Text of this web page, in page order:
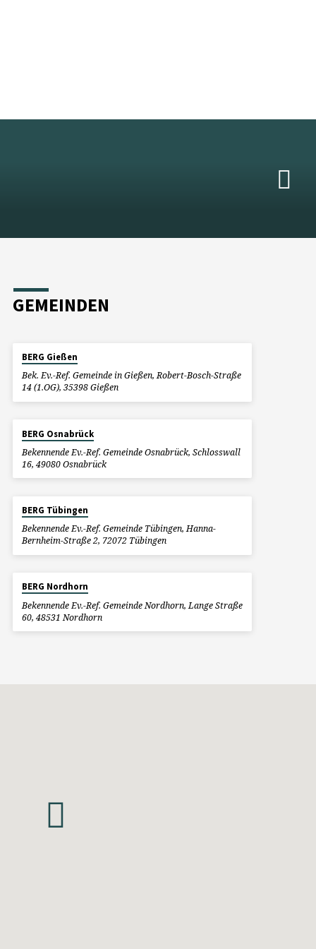
GEMEINDEN
BERG Gießen
Bek. Ev.-Ref. Gemeinde in Gießen, Robert-Bosch-Straße
14 (1.OG), 35398 Gießen
BERG Osnabrück
Bekennende Ev.-Ref. Gemeinde Osnabrück, Schlosswall
16, 49080 Osnabrück
BERG Tübingen
Bekennende Ev.-Ref. Gemeinde Tübingen, Hanna-
Bernheim-Straße 2, 72072 Tübingen
BERG Nordhorn
Bekennende Ev.-Ref. Gemeinde Nordhorn, Lange Straße
60, 48531 Nordhorn